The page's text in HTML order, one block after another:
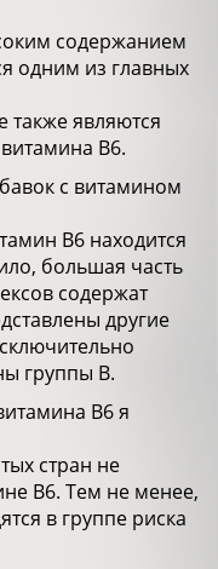
содержанием
одним из главных
также являются
В6.
с витамином
В6 находится
большая часть
содержат
другие
группы В.
В6 я
стран не
В6. Тем не менее,
в группе риска